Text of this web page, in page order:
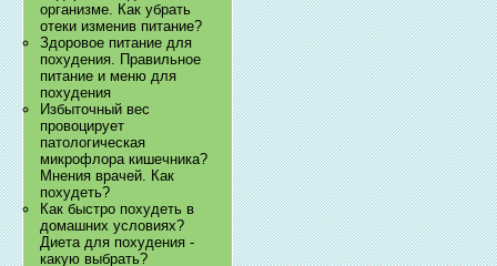
организме. Как убрать
отеки изменив питание?
Здоровое питание для
похудения. Правильное
питание и меню для
похудения
Избыточный вес
провоцирует
патологическая
микрофлора кишечника?
Мнения врачей. Как
похудеть?
Как быстро похудеть в
домашних условиях?
Диета для похудения -
какую выбрать?